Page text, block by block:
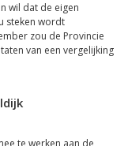
wil dat de eigen
steken wordt
zou de Provincie
van een vergelijking
te werken aan de